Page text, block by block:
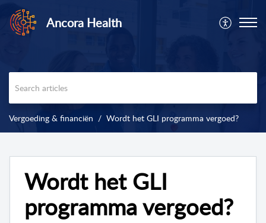
Ancora Health
Vergoeding & financiën Wordt het GLI programma vergoed?
Wordt het GLI
programma vergoed?